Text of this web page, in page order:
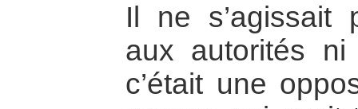
Il ne s’agissait
aux autorités
c’était une